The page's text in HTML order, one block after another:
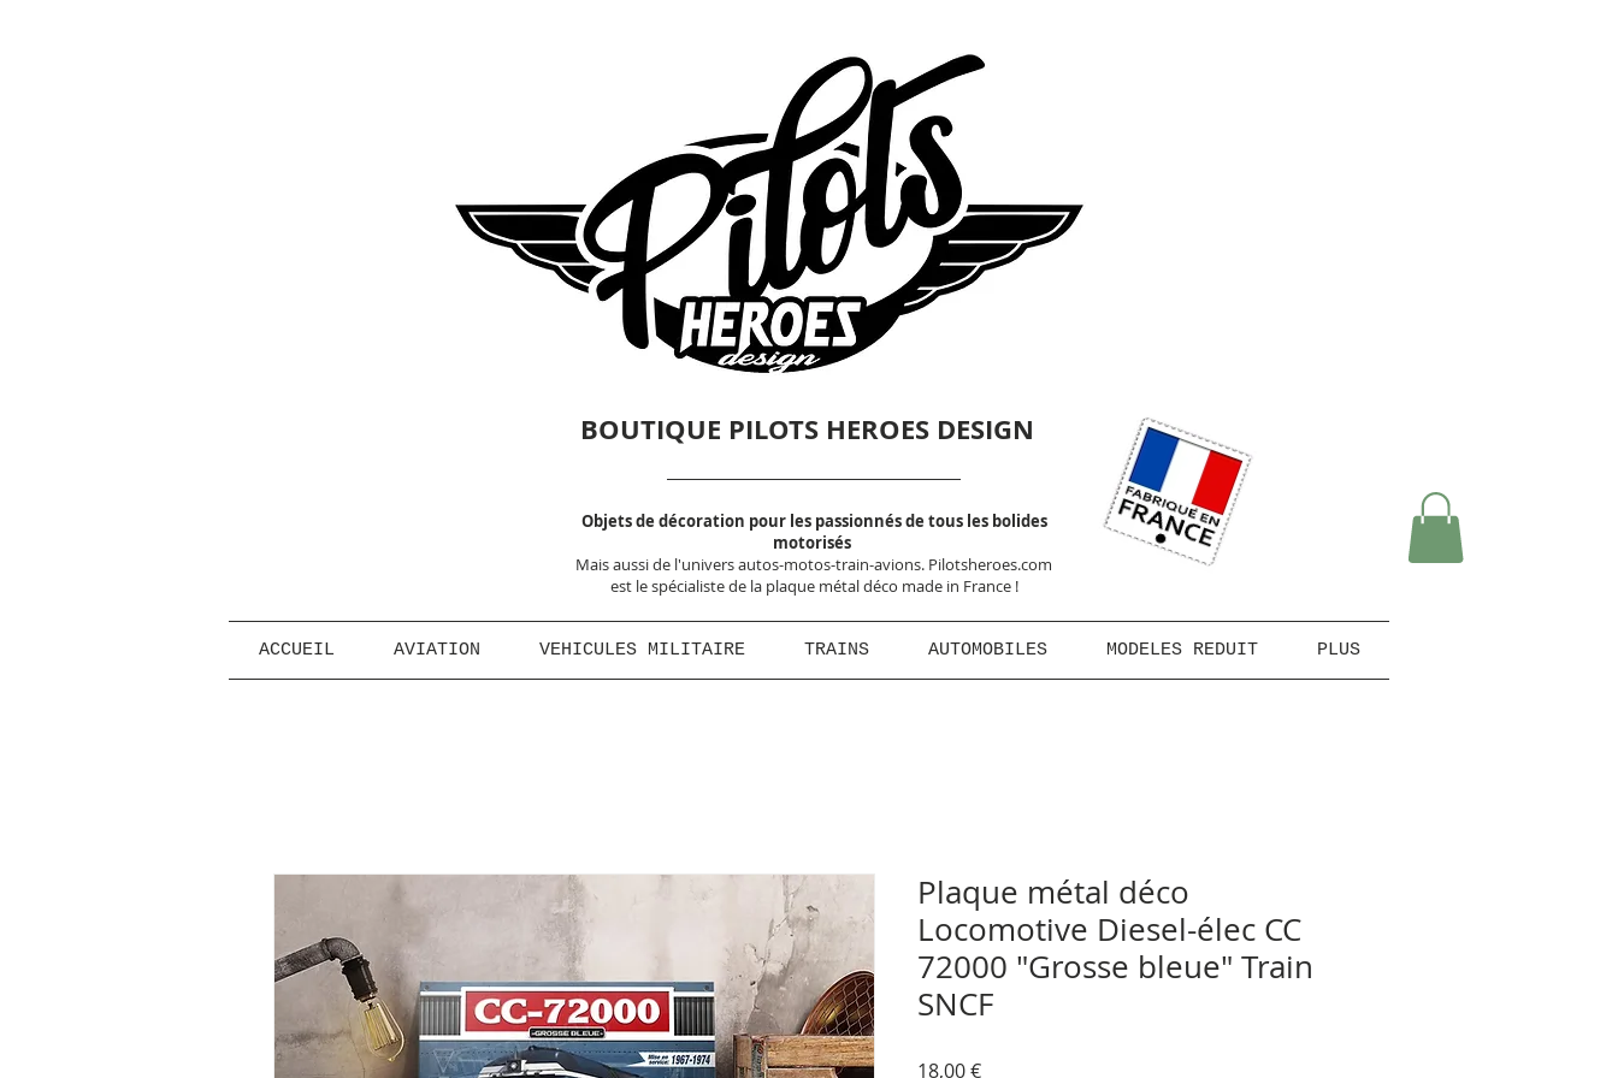
BOUTIQUE PILOTS HEROES DESIGN
Objets de décoration pour les passionnés de tous les bolides
motorisés
Mais aussi de l'univers autos-motos-train-avions. Pilotsheroes.com
est le spécialiste de la plaque métal déco made in France !
ACCUEIL AVIATION VEHICULES MILITAIRE TRAINS AUTOMOBILES MODELES REDUIT PLUS
Plaque métal déco
Locomotive Diesel-élec CC
72000 "Grosse bleue" Train
SNCF
18,00 €Prix